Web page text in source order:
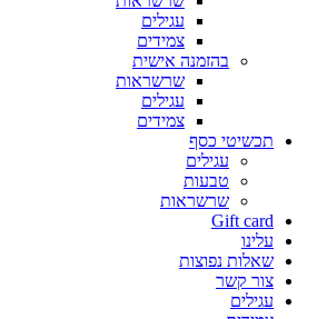
עגילים
צמידים
בהזמנה אישית
שרשראות
עגילים
צמידים
תכשיטי כסף
עגילים
טבעות
שרשראות
Gift card
עלינו
שאלות נפוצות
צור קשר
עגילים